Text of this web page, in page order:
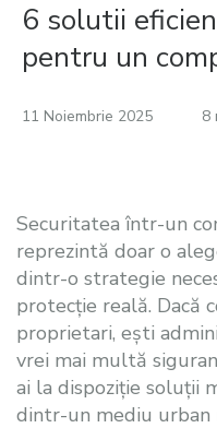
6 solutii
pentru un
11 Noiembrie 2025 8
Securitatea într-un
reprezintă doar o
dintr-o strategie
protecție reală. Dacă
proprietari, ești
vrei mai multă
ai la dispoziție soluții
dintr-un mediu urban